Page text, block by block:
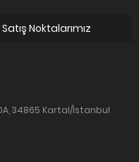
Satış Noktalarımız
34865 Kartal/İstanbul